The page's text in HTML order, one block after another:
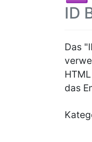
ID
Das
das